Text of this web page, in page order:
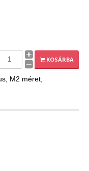
KOSÁRBA
M2 méret,